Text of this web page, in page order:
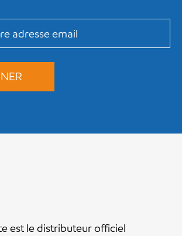
est le distributeur officiel